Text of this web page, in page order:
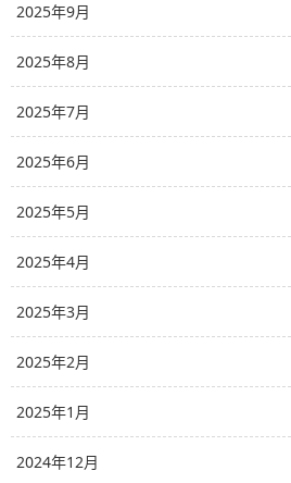
2025年9月
2025年8月
2025年7月
2025年6月
2025年5月
2025年4月
2025年3月
2025年2月
2025年1月
2024年12月